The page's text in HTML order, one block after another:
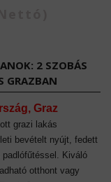
2 SZOBÁS
GRAZBAN
Graz
grazi lakás
bevételt nyújt, fedett
padlófűtéssel. Kiváló
otthont vagy